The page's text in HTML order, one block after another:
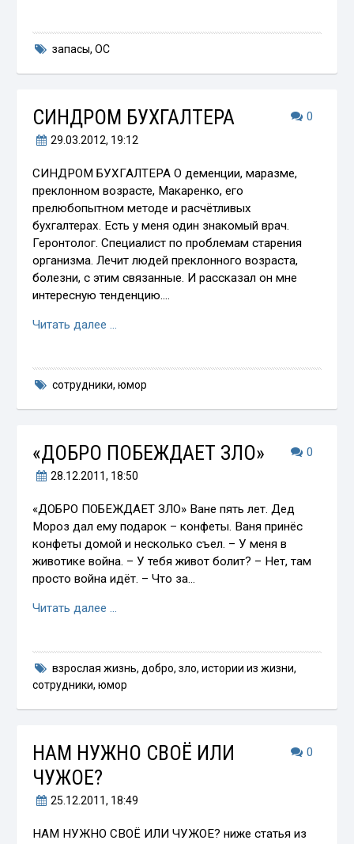
запасы, ОС
0
СИНДРОМ БУХГАЛТЕРА
29.03.2012, 19:12
СИНДРОМ БУХГАЛТЕРА О деменции, маразме,
преклонном возрасте, Макаренко, его
прелюбопытном методе и расчётливых
бухгалтерах. Есть у меня один знакомый врач.
Геронтолог. Специалист по проблемам старения
организма. Лечит людей преклонного возраста,
болезни, с этим связанные. И рассказал он мне
интересную тенденцию.…
Читать далее …
сотрудники, юмор
0
«ДОБРО ПОБЕЖДАЕТ ЗЛО»
28.12.2011, 18:50
«ДОБРО ПОБЕЖДАЕТ ЗЛО» Ване пять лет. Дед
Мороз дал ему подарок – конфеты. Ваня принёс
конфеты домой и несколько съел. – У меня в
животике война. – У тебя живот болит? – Нет, там
просто война идёт. – Что за…
Читать далее …
взрослая жизнь, добро, зло, истории из жизни,
сотрудники,юмор
0
НАМ НУЖНО СВОЁ ИЛИ
ЧУЖОЕ?
25.12.2011, 18:49
НАМ НУЖНО СВОЁ ИЛИ ЧУЖОЕ? ниже статья из